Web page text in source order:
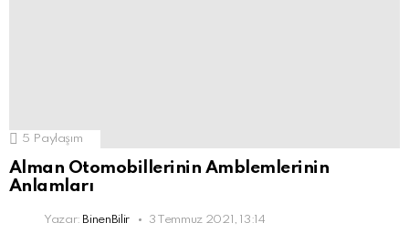
5 Paylaşım
Alman Otomobillerinin Amblemlerinin
Anlamları
Yazar: BinenBilir 3 Temmuz 2021, 13:14